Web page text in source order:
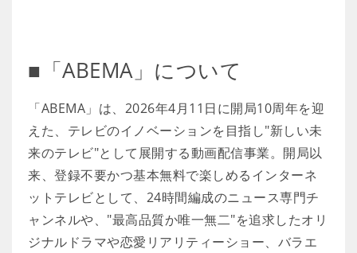
■「ABEMA」について
「ABEMA」は、2026年4月11日に開局10周年を迎
えた、テレビのイノベーションを目指し"新しい未
来のテレビ"として展開する動画配信事業。開局以
来、登録不要かつ基本無料で楽しめるインターネ
ットテレビとして、24時間編成のニュース専門チ
ャンネルや、"最高品質か唯一無二"を追求したオリ
ジナルドラマや恋愛リアリティーショー、バラエ